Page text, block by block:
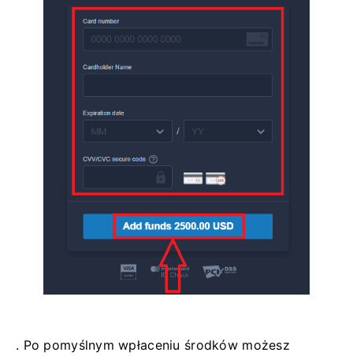
. Po pomyślnym wpłaceniu środków możesz